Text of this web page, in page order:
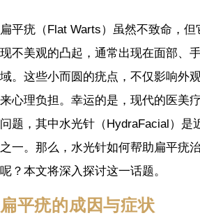
扁平疣（Flat Warts）虽然不致命，
现不美观的凸起，通常出现在面部、
域。这些小而圆的疣点，不仅影响外
来心理负担。幸运的是，现代的医美
问题，其中水光针（HydraFacial）是
之一。那么，水光针如何帮助扁平疣
呢？本文将深入探讨这一话题。
扁平疣的成因与症状